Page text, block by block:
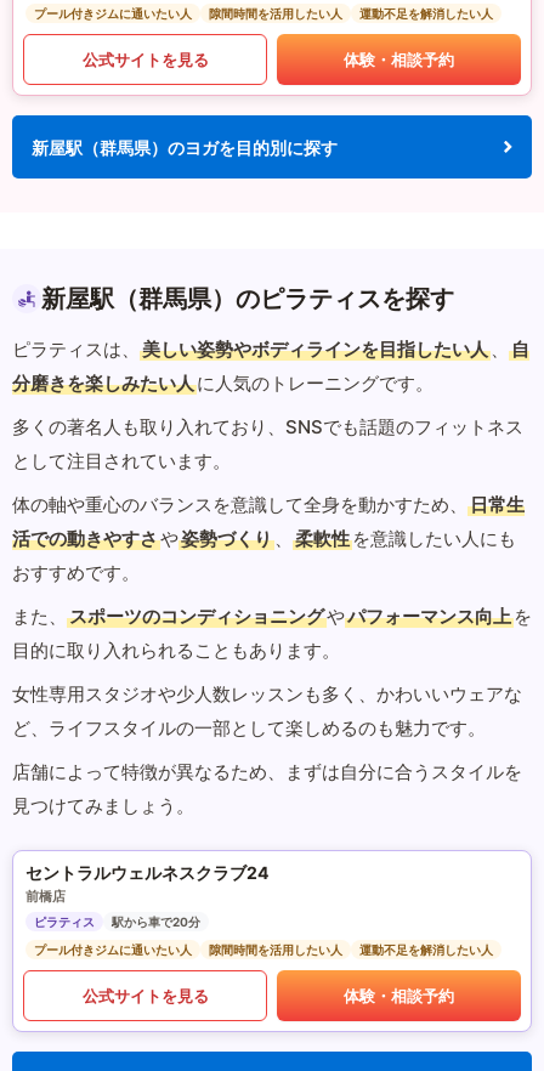
プール付きジムに通いたい人
隙間時間を活用したい人 運動不足を解消したい人
公式サイトを見る 体験・相談予約
新屋駅（群馬県）のヨガを目的別に探す
新屋駅（群馬県）のピラティスを探す
ピラティスは、 美しい姿勢やボディラインを目指したい人 、
自
分磨きを楽しみたい人に人気のトレーニングです。
多くの著名人も取り入れており、SNSでも話題のフィットネス
として注目されています。
体の軸や重心のバランスを意識して全身を動かすため、
日常生
活での動きやすさや姿勢づくり 、 柔軟性 を意識したい人にも
おすすめです。
また、
スポーツのコンディショニングやパフォーマンス向上 を
目的に取り入れられることもあります。
女性専用スタジオや少人数レッスンも多く、かわいいウェアな
ど、ライフスタイルの一部として楽しめるのも魅力です。
店舗によって特徴が異なるため、まずは自分に合うスタイルを
見つけてみましょう。
セントラルウェルネスクラブ24
前橋店
ピラティス
駅から車で20分
プール付きジムに通いたい人
隙間時間を活用したい人 運動不足を解消したい人
公式サイトを見る 体験・相談予約